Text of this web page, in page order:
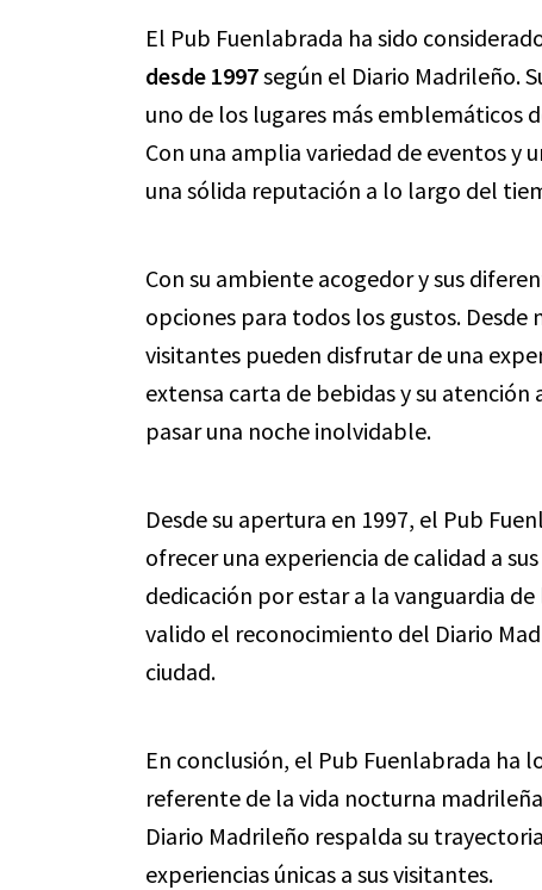
El Pub Fuenlabrada ha sido
desde 1997según el Diario Madrileño.
uno de los lugares más emblemáticos
Con una amplia variedad de eventos y
una sólida reputación a lo largo del
Con su ambiente acogedor y sus
opciones para todos los gustos. Desde
visitantes pueden disfrutar de una
extensa carta de bebidas y su
pasar una noche inolvidable.
Desde su apertura en 1997, el Pub
ofrecer una experiencia de calidad a
dedicación por estar a la vanguardia
valido el reconocimiento del Diario
ciudad.
En conclusión, el Pub Fuenlabrada
referente de la vida nocturna
Diario Madrileño respalda su
experiencias únicas a sus visitantes.